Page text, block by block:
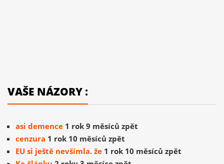
VAŠE NÁZORY :
asi demence 1 rok 9 měsíců zpět
cenzura 1 rok 10 měsíců zpět
EU si ještě nevšímla. že 1 rok 10 měsíců zpět